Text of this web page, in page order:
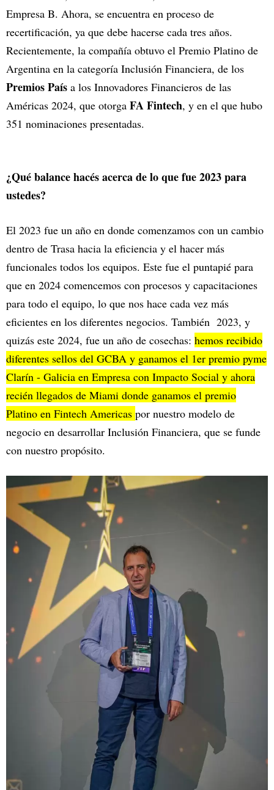
Empresa B. Ahora, se encuentra en proceso de
recertificación, ya que debe hacerse cada tres años.
Recientemente, la compañía obtuvo el Premio Platino de
Argentina en la categoría Inclusión Financiera, de los
Premios País a los Innovadores Financieros de las
Américas 2024, que otorga FA Fintech, y en el que hubo
351 nominaciones presentadas.
¿Qué balance hacés acerca de lo que fue 2023 para
ustedes?
El 2023 fue un año en donde comenzamos con un cambio
dentro de Trasa hacia la eficiencia y el hacer más
funcionales todos los equipos. Este fue el puntapié para
que en 2024 comencemos con procesos y capacitaciones
para todo el equipo, lo que nos hace cada vez más
eficientes en los diferentes negocios. También 2023, y
quizás este 2024, fue un año de cosechas: hemos recibido
diferentes sellos del GCBA y ganamos el 1er premio pyme
Clarín - Galicia en Empresa con Impacto Social y ahora
recién llegados de Miami donde ganamos el premio
Platino en Fintech Americas por nuestro modelo de
negocio en desarrollar Inclusión Financiera, que se funde
con nuestro propósito.